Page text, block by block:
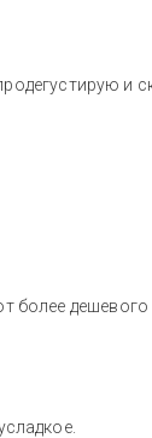
и
более дешевого